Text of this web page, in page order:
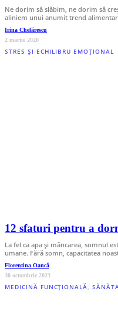
Ne dorim să slăbim, ne dorim să
aliniem unui anumit trend
Irina Chelărescu
2 martie 2020
STRES ȘI ECHILIBRU EMOȚIONAL
12 sfaturi pentru a
La fel ca apa și mâncarea, somnul
umane. Fără somn, capacitatea
Florentina Oancă
30 octombrie 2023
MEDICINĂ FUNCȚIONALĂ,